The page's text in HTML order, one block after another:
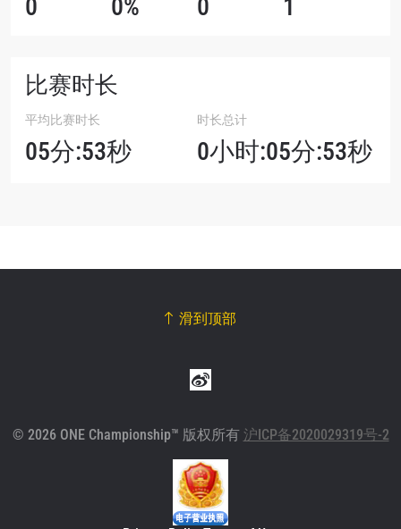
0 0% 0 1
比赛时长
平均比赛时长
05分:53秒
时长总计
0小时:05分:53秒
滑到顶部
© 2026 ONE Championship™ 版权所有 沪ICP备2020029319号-2